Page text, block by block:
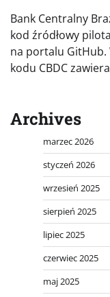
Bank Centralny
kod źródłowy
na portalu GitHub.
kodu CBDC
Archives
marzec 2026
styczeń 2026
wrzesień 2025
sierpień 2025
lipiec 2025
czerwiec 2025
maj 2025